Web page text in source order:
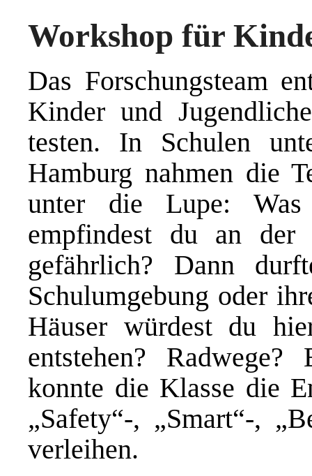
Workshop für
Das Forschungsteam
Kinder und
testen. In Schulen
Hamburg nahmen die
unter die Lupe:
empfindest du an der
gefährlich? Dann
Schulumgebung oder
Häuser würdest du
entstehen?
konnte die Klasse die
„Safety“-, „Smart“-,
verleihen.